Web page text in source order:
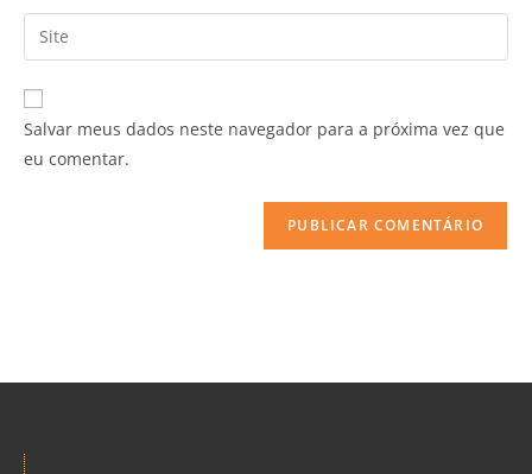
Salvar meus dados neste navegador para a próxima vez que
eu comentar.